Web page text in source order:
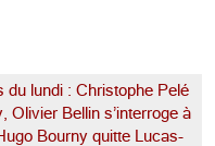
du lundi : Christophe Pelé
Olivier Bellin s’interroge à
Bourny quitte Lucas-